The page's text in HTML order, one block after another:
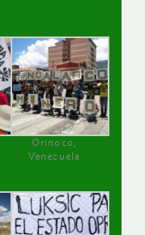
Orinoco,
Venezuela